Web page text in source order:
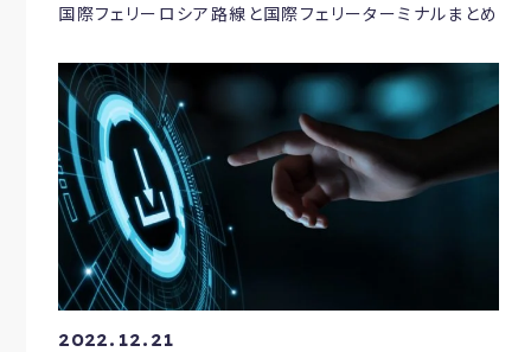
国際フェリーロシア路線と国際フェリーターミナルまとめ
2022.12.21